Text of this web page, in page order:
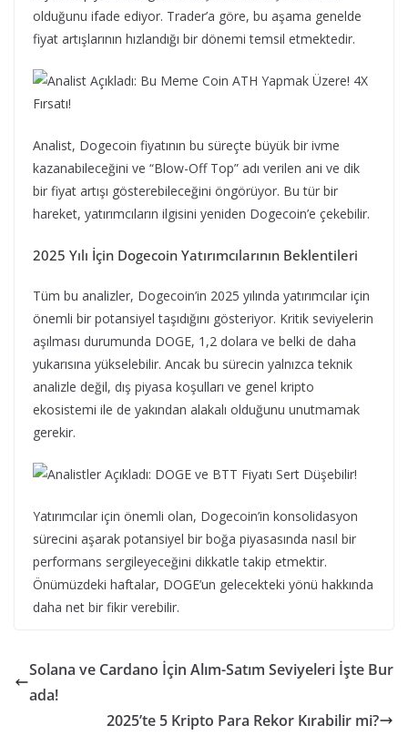
olduğunu ifade ediyor. Trader’a göre, bu aşama genelde
fiyat artışlarının hızlandığı bir dönemi temsil etmektedir.
Analist, Dogecoin fiyatının bu süreçte büyük bir ivme
kazanabileceğini ve “Blow-Off Top” adı verilen ani ve dik
bir fiyat artışı gösterebileceğini öngörüyor. Bu tür bir
hareket, yatırımcıların ilgisini yeniden Dogecoin’e çekebilir.
2025 Yılı İçin Dogecoin Yatırımcılarının Beklentileri
Tüm bu analizler, Dogecoin’in 2025 yılında yatırımcılar için
önemli bir potansiyel taşıdığını gösteriyor. Kritik seviyelerin
aşılması durumunda DOGE, 1,2 dolara ve belki de daha
yukarısına yükselebilir. Ancak bu sürecin yalnızca teknik
analizle değil, dış piyasa koşulları ve genel kripto
ekosistemi ile de yakından alakalı olduğunu unutmamak
gerekir.
Yatırımcılar için önemli olan, Dogecoin’in konsolidasyon
sürecini aşarak potansiyel bir boğa piyasasında nasıl bir
performans sergileyeceğini dikkatle takip etmektir.
Önümüzdeki haftalar, DOGE’un gelecekteki yönü hakkında
daha net bir fikir verebilir.
Solana ve Cardano İçin Alım-Satım Seviyeleri İşte Bur
ada!
2025’te 5 Kripto Para Rekor Kırabilir mi?